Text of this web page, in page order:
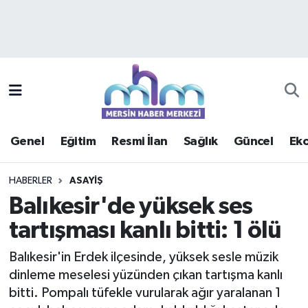
Genel Eğitim Resmi İlan Sağlık Güncel
HABERLER ASAYIŞ
Balıkesir'de yüksek ses
tartışması kanlı bitti: 1 ölü
Balıkesir'in Erdek ilçesinde, yüksek sesle müzik
dinleme meselesi yüzünden çıkan tartışma kanlı
bitti. Pompalı tüfekle vurularak ağır yaralanan 1
Güncel
Haberde insan
Kültür - Sanat
Mersin Trafik Yoğunluk Haritası
Süper Lig Puan Durumu ve Fikstür
Haber Arşivi